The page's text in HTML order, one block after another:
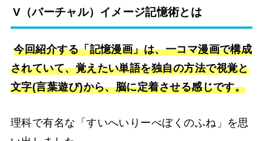
V（バーチャル）イメージ記憶術とは
今回紹介する「記憶漫画」は、一コマ漫画で構成
されていて、覚えたい単語を独自の方法で視覚と
文字(言葉遊び)から、脳に定着させる感じです。
理科で有名な「すいへいりーべぼくのふね」を思